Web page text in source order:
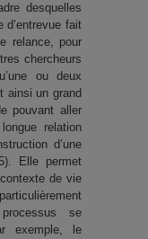
desquelles
d’entrevue fait
relance, pour
chercheurs
ou deux
ainsi un grand
pouvant aller
relation
d’une
Elle permet
de vie
se
exemple, le